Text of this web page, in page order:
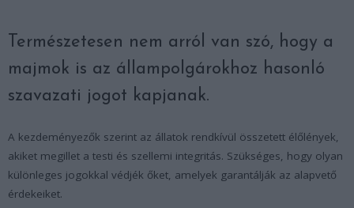
Természetesen nem arról van szó, hogy a
majmok is az állampolgárokhoz hasonló
szavazati jogot kapjanak.
A kezdeményezők szerint az állatok rendkívül összetett élőlények,
akiket megillet a testi és szellemi integritás. Szükséges, hogy olyan
különleges jogokkal védjék őket, amelyek garantálják az alapvető
érdekeiket.